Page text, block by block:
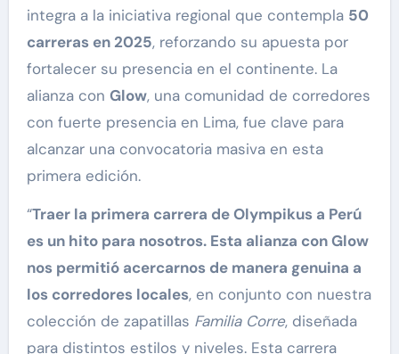
integra a la iniciativa regional que contempla 50
carreras en 2025, reforzando su apuesta por
fortalecer su presencia en el continente. La
alianza con Glow, una comunidad de corredores
con fuerte presencia en Lima, fue clave para
alcanzar una convocatoria masiva en esta
primera edición.
“Traer la primera carrera de Olympikus a Perú
es un hito para nosotros. Esta alianza con Glow
nos permitió acercarnos de manera genuina a
los corredores locales, en conjunto con nuestra
colección de zapatillas Familia Corre, diseñada
para distintos estilos y niveles. Esta carrera